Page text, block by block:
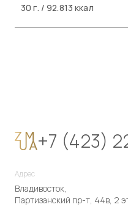
30 г. / 92.813 ккал
+7 (423)
Адрес
Владивосток,
Партизанский пр-т, 44в, 2